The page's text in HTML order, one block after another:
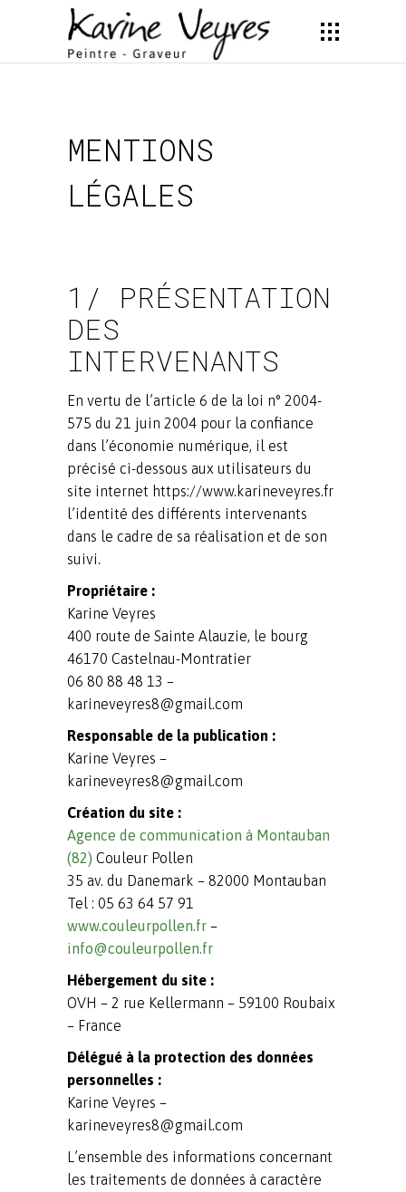
MENTIONS
LÉGALES
1/ PRÉSENTATION
DES
INTERVENANTS
En vertu de l’article 6 de la loi n° 2004-
575 du 21 juin 2004 pour la confiance
dans l’économie numérique, il est
précisé ci-dessous aux utilisateurs du
site internet https://www.karineveyres.fr
l’identité des différents intervenants
dans le cadre de sa réalisation et de son
suivi.
Propriétaire :
Karine Veyres
400 route de Sainte Alauzie, le bourg
46170 Castelnau-Montratier
06 80 88 48 13 –
karineveyres8@gmail.com
Responsable de la publication :
Karine Veyres –
karineveyres8@gmail.com
Création du site :
Agence de communication à Montauban
(82) Couleur Pollen
35 av. du Danemark – 82000 Montauban
Tel : 05 63 64 57 91
www.couleurpollen.fr –
info@couleurpollen.fr
Hébergement du site :
OVH – 2 rue Kellermann – 59100 Roubaix
– France
Délégué à la protection des données
personnelles :
Karine Veyres –
karineveyres8@gmail.com
L’ensemble des informations concernant
les traitements de données à caractère